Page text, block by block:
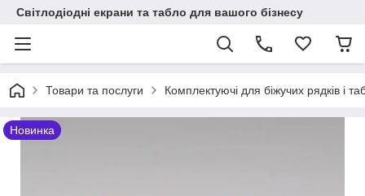
Світлодіодні екрани та табло для вашого бізнесу
Товари та послуги Комплектуючі для біжучих рядків і
Новинка